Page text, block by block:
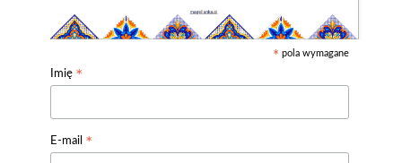
* pola wymagane
Imię *
E-mail *